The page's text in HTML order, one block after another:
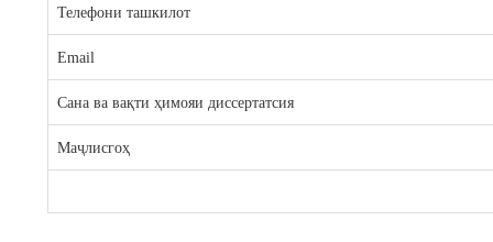
Телефони ташкилот
Email
Сана ва вақти ҳимояи диссертатсия
Маҷлисгоҳ